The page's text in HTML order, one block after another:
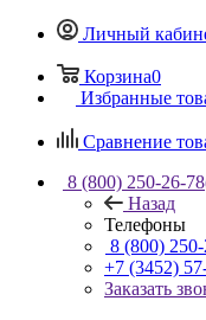
Личный
Корзина0
Избранные
Сравнение
8 (800) 250-26-78
Назад
Телефоны
8 (800)
+7 (3452)
Заказать